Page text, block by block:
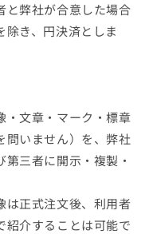
と弊社が合意した場合
き、円決済としま
・文章・マーク・標章
問いません）を、弊社
三者に開示・複製・
は正式注文後、利用者
紹介することは可能で